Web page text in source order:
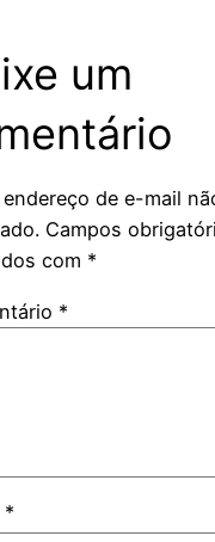
um
endereço de e-mail
Campos
com *
*
*